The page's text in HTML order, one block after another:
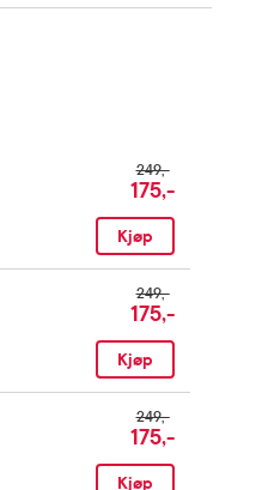
249,-
175,-
Kjøp
249,-
175,-
Kjøp
249,-
175,-
Kjøp